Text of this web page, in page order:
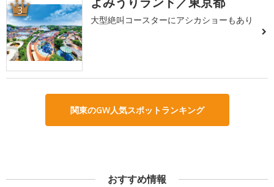
3
大型絶叫コースターにアシカショーもあり
関東のGW人気スポットランキング
おすすめ情報